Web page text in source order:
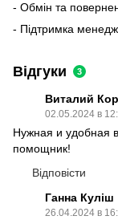
- Обмін та
- Підтримка
Відгуки 3
Виталий
02.05.2024 в
Нужная и удобная
помощник!
Відповісти
Ганна Куліш
26.04.2024 в